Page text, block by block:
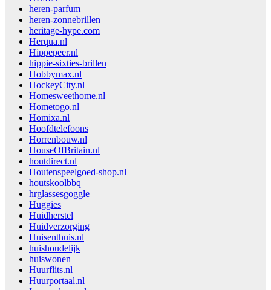
heren-parfum
heren-zonnebrillen
heritage-hype.com
Herqua.nl
Hippepeer.nl
hippie-sixties-brillen
Hobbymax.nl
HockeyCity.nl
Homesweethome.nl
Hometogo.nl
Homixa.nl
Hoofdtelefoons
Horrenbouw.nl
HouseOfBritain.nl
houtdirect.nl
Houtenspeelgoed-shop.nl
houtskoolbbq
hrglassesgoggle
Huggies
Huidherstel
Huidverzorging
Huisenthuis.nl
huishoudelijk
huiswonen
Huurflits.nl
Huurportaal.nl